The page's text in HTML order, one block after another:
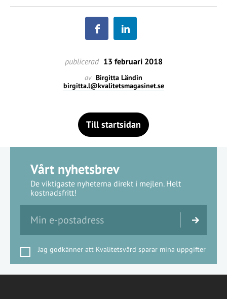
publicerad 13 februari 2018
av Birgitta Ländin
birgitta.l@kvalitetsmagasinet.se
Till startsidan
Vårt nyhetsbrev
De viktigaste nyheterna direkt i mejlen. Helt
kostnadsfritt!
Jag godkänner att Kvalitetsvård sparar mina uppgifter